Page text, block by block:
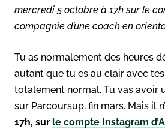
mercredi 5 octobre à 17h sur le
compagnie d’une coach en
Tu as normalement des heures
autant que tu es au clair avec
totalement normal. Tu vas avoir
sur Parcoursup, fin mars. Mais il
17h, sur le compte Instagram